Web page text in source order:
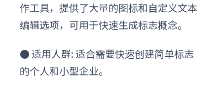
作工具，提供了大量的图标和自定义文本
编辑选项，可用于快速生成标志概念。
●适用人群: 适合需要快速创建简单标志
的个人和小型企业。